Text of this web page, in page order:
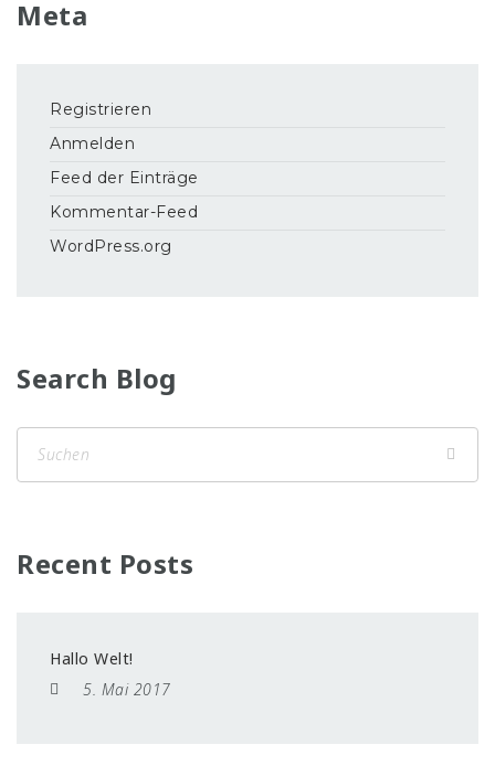
Meta
Registrieren
Anmelden
Feed der Einträge
Kommentar-Feed
WordPress.org
Search Blog
Recent Posts
Hallo Welt!
5. Mai 2017